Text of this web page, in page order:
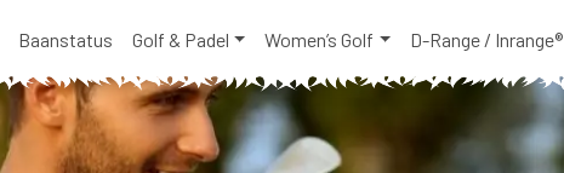
Baanstatus Golf & Padel Women’s Golf D-Range / Inrange®